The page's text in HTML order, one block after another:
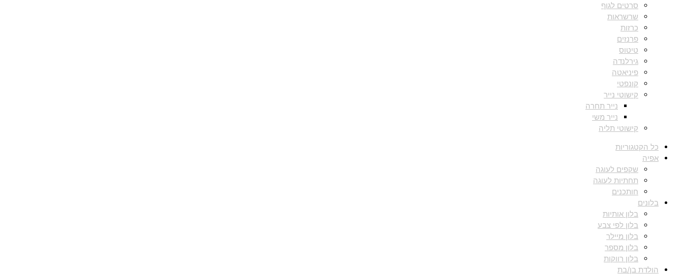
סרטים לגוף
שרשראות
כרזות
פרנזים
טיטוס
גירלנדה
פיניאטה
קונפטי
קישוטי נייר
נייר תחרה
נייר משי
קישוטי תליה
כל הקטגוריות
אפיה
שקפים לעוגה
תחתיות לעוגה
חותכנים
בלונים
בלון אותיות
בלון לפי צבע
בלון מיילר
בלון מספר
בלון רווקות
הולדת בן/בת